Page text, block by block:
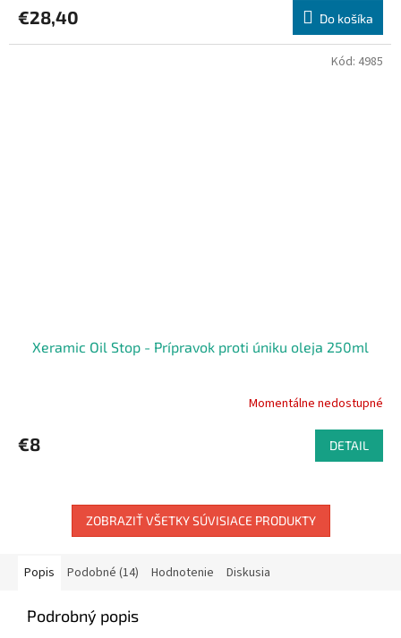
produktu
je
5,0
€28,40 Do košíka
Xeramic Oil Stop - Prípravok proti úniku oleja 250ml
Momentálne nedostupné
€8 DETAIL
Kód: 4985
ZOBRAZIŤ VŠETKY SÚVISIACE PRODUKTY
Popis Podobné (14) Hodnotenie Diskusia
Podrobný popis